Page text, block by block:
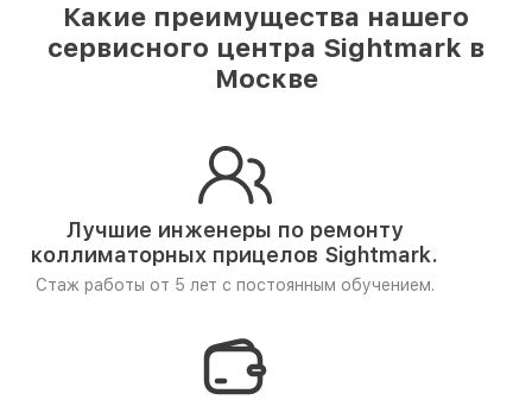
Какие преимущества нашего
сервисного центра Sightmark в
Москве
Лучшие инженеры по ремонту
коллиматорных прицелов Sightmark.
Стаж работы от 5 лет с постоянным обучением.